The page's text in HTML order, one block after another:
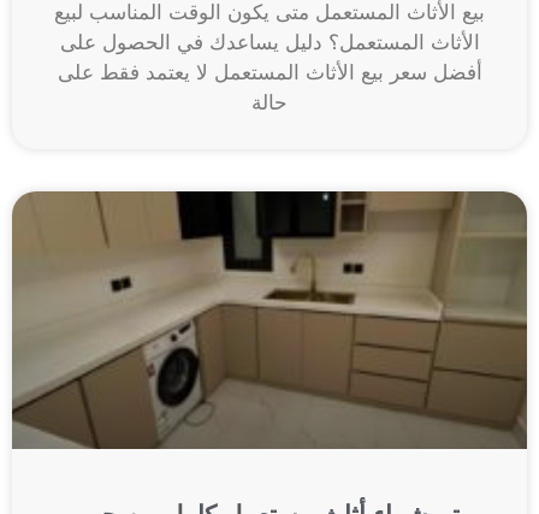
بيع الأثاث المستعمل متى يكون الوقت المناسب لبيع
الأثاث المستعمل؟ دليل يساعدك في الحصول على
أفضل سعر بيع الأثاث المستعمل لا يعتمد فقط على
حالة